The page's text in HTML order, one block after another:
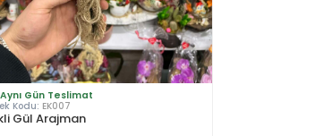
Aynı Gün Teslimat
Kodu: EK007
Gül Arajman